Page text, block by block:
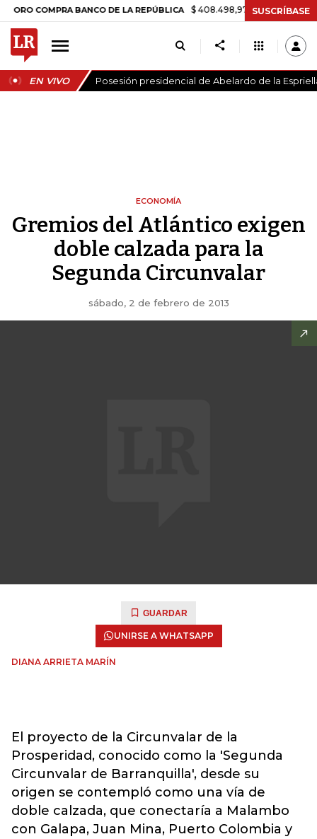
COMPRA BANCO DE LA REPÚBLICA $ 408.498,97 +$ 8.753,81 +2,19%
SUSCRÍBASE
EN VIVO Posesión presidencial de Abelardo de la
ECONOMÍA
Gremios del Atlántico exigen
doble calzada para la
Segunda Circunvalar
sábado, 2 de febrero de 2013
GUARDAR
UNIRSE A WHATSAPP
DIANA ARRIETA MARÍN
El proyecto de la Circunvalar de la
Prosperidad, conocido como la 'Segunda
Circunvalar de Barranquilla', desde su
origen se contempló como una vía de
doble calzada, que conectaría a Malambo
con Galapa, Juan Mina, Puerto Colombia y